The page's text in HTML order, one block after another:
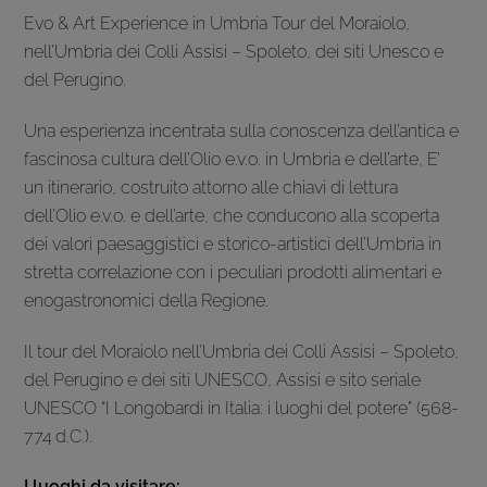
Evo & Art Experience in Umbria Tour del Moraiolo,
nell’Umbria dei Colli Assisi – Spoleto, dei siti Unesco e
del Perugino.
Una esperienza incentrata sulla conoscenza dell’antica e
fascinosa cultura dell’Olio e.v.o. in Umbria e dell’arte, E’
un itinerario, costruito attorno alle chiavi di lettura
dell’Olio e.v.o. e dell’arte, che conducono alla scoperta
dei valori paesaggistici e storico-artistici dell’Umbria in
stretta correlazione con i peculiari prodotti alimentari e
enogastronomici della Regione.
Il tour del Moraiolo nell’Umbria dei Colli Assisi – Spoleto,
del Perugino e dei siti UNESCO, Assisi e sito seriale
UNESCO “I Longobardi in Italia: i luoghi del potere” (568-
774 d.C.).